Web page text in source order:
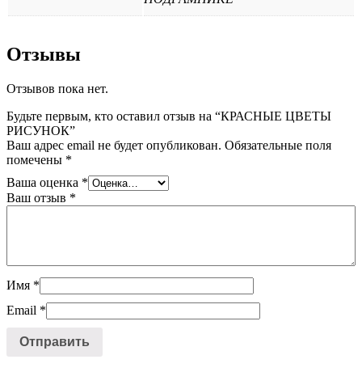
Отзывы
Отзывов пока нет.
Будьте первым, кто оставил отзыв на “КРАСНЫЕ ЦВЕТЫ
РИСУНОК”
Ваш адрес email не будет опубликован. Обязательные поля
помечены *
Ваша оценка *
Ваш отзыв *
Имя *
Email *